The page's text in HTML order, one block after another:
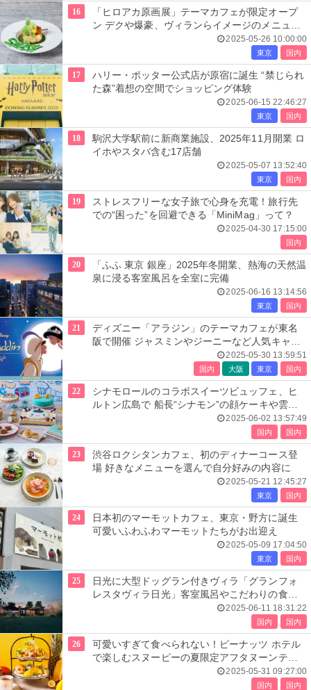
16
「ヒロアカ原画展」テーマカフェが限定オープ
ン デクや爆豪、ヴィランらイメージのメニュー
2025-05-26 10:00:00
東京 国内
17
ハリー・ポッター公式店が原宿に誕生 “禁じられ
た森”着想の空間でショッピング体験
2025-06-15 22:46:27
東京 国内
18
駒沢大学駅前に新商業施設、2025年11月開業 ロ
イホやスタバ含む17店舗
2025-05-07 13:52:40
東京 国内
19
ストレスフリーな女子旅で心身を充電！旅行先
での“困った”を回避できる「MiniMag」って？
2025-04-30 17:15:00
国内
20
「ふふ 東京 銀座」2025年冬開業、熱海の天然温
泉に浸る客室風呂を全室に完備
2025-06-16 13:14:56
東京 国内
21
ディズニー「アラジン」のテーマカフェが東名
阪で開催 ジャスミンやジーニーなど人気キャラ
2025-05-30 13:59:51
国内 大阪 東京 国内
22
シナモロールのコラボスイーツビュッフェ、ヒ
ルトン広島で 船長“シナモン”の顔ケーキや雲風
2025-06-02 13:57:49
国内 国内
23
渋谷ロクシタンカフェ、初のディナーコース登
場 好きなメニューを選んで自分好みの内容に
2025-05-21 12:45:27
東京 国内
24
日本初のマーモットカフェ、東京・野方に誕生
可愛いふわふわマーモットたちがお出迎え
2025-05-09 17:04:50
東京 国内
25
日光に大型ドッグラン付きヴィラ「グランフォ
レスタヴィラ日光」客室風呂やこだわりの食で
2025-06-11 18:31:22
国内 国内
26
可愛いすぎて食べられない！ピーナッツ ホテル
で楽しむスヌーピーの夏限定アフタヌーンティ
2025-05-31 09:27:00
国内 国内